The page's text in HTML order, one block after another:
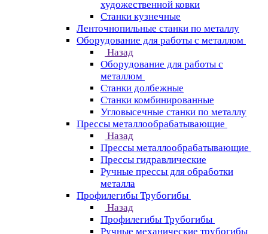
художественной ковки
Станки кузнечные
Ленточнопильные станки по металлу
Оборудование для работы с металлом
Назад
Оборудование для работы с
металлом
Станки долбежные
Станки комбинированные
Угловысечные станки по металлу
Прессы металлообрабатывающие
Назад
Прессы металлообрабатывающие
Прессы гидравлические
Ручные прессы для обработки
металла
Профилегибы Трубогибы
Назад
Профилегибы Трубогибы
Ручные механические трубогибы